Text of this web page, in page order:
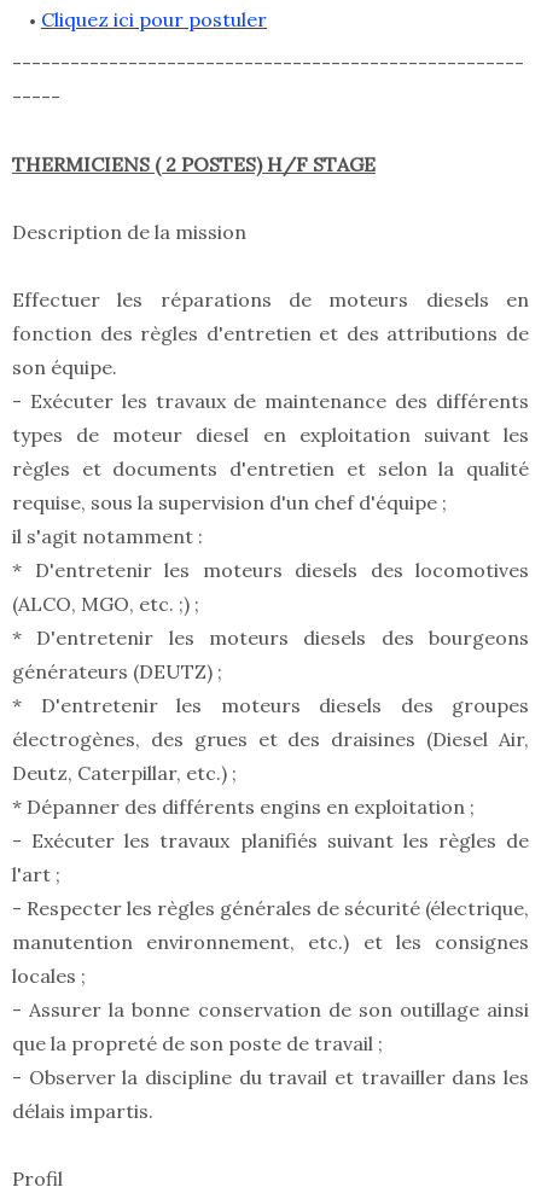
Cliquez ici pour postuler
-----------------------------------------------------
-----
THERMICIENS ( 2 POSTES) H/F STAGE
Description de la mission
Effectuer les réparations de moteurs diesels en
fonction des règles d'entretien et des attributions de
son équipe.
- Exécuter les travaux de maintenance des différents
types de moteur diesel en exploitation suivant les
règles et documents d'entretien et selon la qualité
requise, sous la supervision d'un chef d'équipe ;
il s'agit notamment :
* D'entretenir les moteurs diesels des locomotives
(ALCO, MGO, etc. ;) ;
* D'entretenir les moteurs diesels des bourgeons
générateurs (DEUTZ) ;
* D'entretenir les moteurs diesels des groupes
électrogènes, des grues et des draisines (Diesel Air,
Deutz, Caterpillar, etc.) ;
* Dépanner des différents engins en exploitation ;
- Exécuter les travaux planifiés suivant les règles de
l'art ;
- Respecter les règles générales de sécurité (électrique,
manutention environnement, etc.) et les consignes
locales ;
- Assurer la bonne conservation de son outillage ainsi
que la propreté de son poste de travail ;
- Observer la discipline du travail et travailler dans les
délais impartis.
Profil